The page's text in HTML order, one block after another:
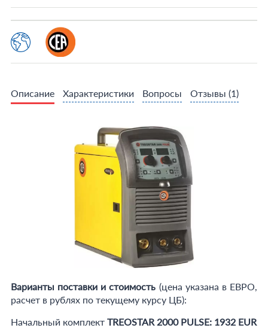
Описание Характеристики Вопросы Отзывы (1)
Варианты поставки и стоимость (цена указана в ЕВРО,
расчет в рублях по текущему курсу ЦБ):
Начальный комплект TREOSTAR 2000 PULSE: 1932 EUR